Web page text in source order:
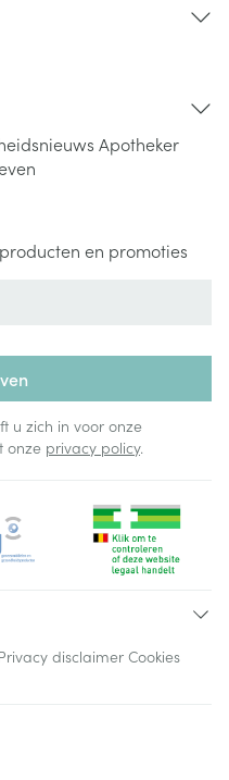
Apotheker
en promoties
u zich in voor onze
onze privacy policy.
disclaimer Cookies